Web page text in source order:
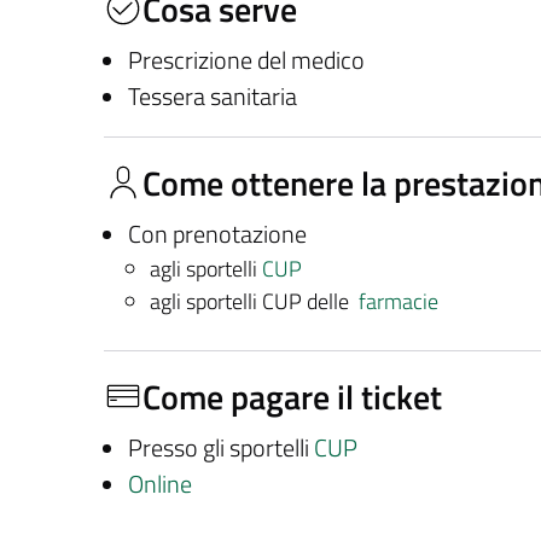
Prescrizione del medico
Tessera sanitaria
Come ottenere la
Con prenotazione
agli sportelli CUP
agli sportelli CUP delle farmacie
Come pagare il ticket
Presso gli sportelli CUP
Online